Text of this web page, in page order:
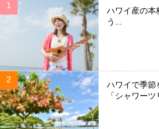
ハワイ産の本
う...
ハワイで季節
「シャワーツ